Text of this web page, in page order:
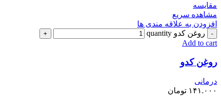
مقایسه
مشاهده سریع
افزودن به علاقه مندی ها
روغن کدو quantity
Add to cart
روغن کدو
درمانی
۱۴۱.۰۰۰ تومان